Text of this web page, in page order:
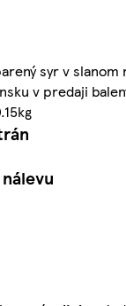
syr v slanom
v predaji